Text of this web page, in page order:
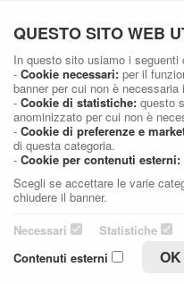
Dott. Stefano
Medico Chirurgo specialista in
PATOLOGIE
Home Patologie
Cistiti
QUESTO SITO WEB
In questo sito usiamo i seguenti
- Cookie necessari: per il
banner per cui non è
- Cookie di statistiche: questo
anominizzato per cui non è
- Cookie di preferenze e
di questa categoria.
- Cookie per contenuti esterni:
Scegli se accettare le varie
chiudere il banner.
Necessari
Statistiche
Contenuti esterni
OK